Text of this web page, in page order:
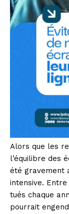
Alors que les
l’équilibre des
été gravement
intensive.
tués chaque
pourrait